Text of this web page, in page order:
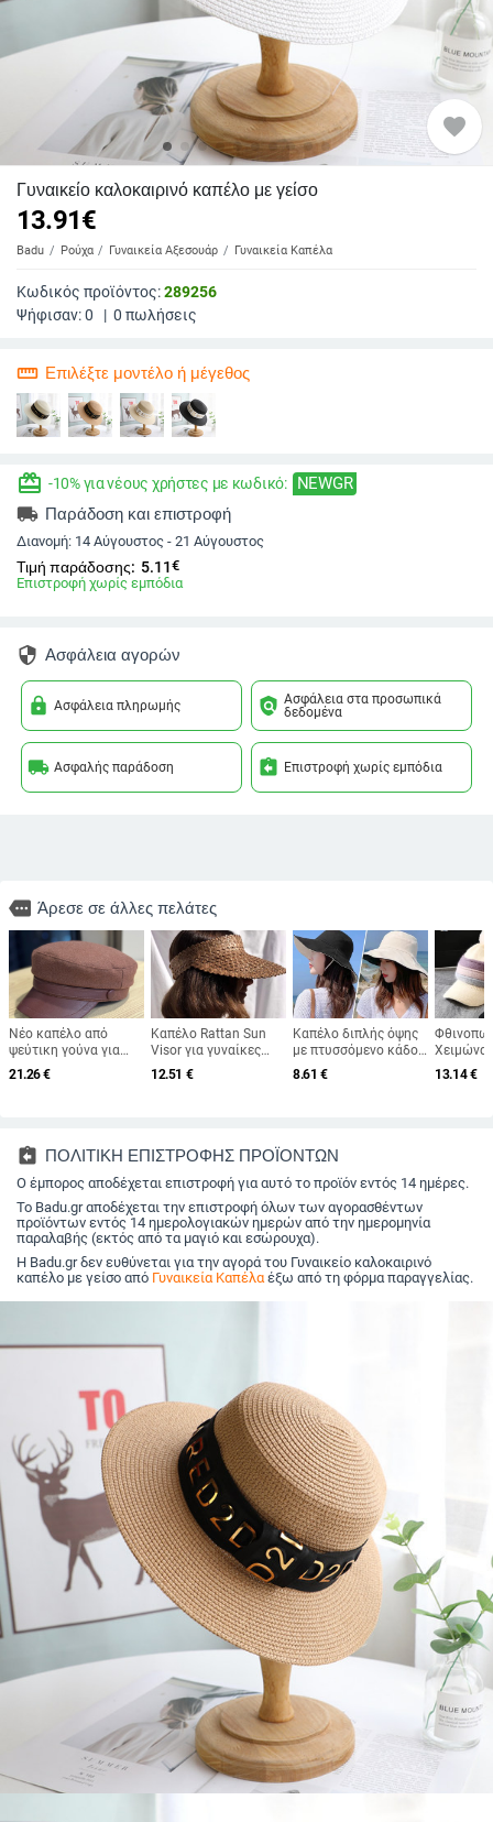
favorite
Γυναικείο καλοκαιρινό καπέλο με γείσο
13.91€
Badu Ρούχα Γυναικεία Αξεσουάρ Γυναικεία Καπέλα
Κωδικός προϊόντος:289256
Ψήφισαν:0 | 0 πωλήσεις
straighten Επιλέξτε μοντέλο ή μέγεθος
redeem -10% για νέους χρήστες με κωδικό: NEWGR
local_shipping Παράδοση και επιστροφή
Διανομή: 14 Αύγουστος - 21 Αύγουστος
Τιμή παράδοσης: 5.11€
Επιστροφή χωρίς εμπόδια
security Ασφάλεια αγορών
lock Ασφάλεια πληρωμής policy Ασφάλεια στα προσωπικά
δεδομένα
local_shipping Ασφαλής παράδοση assignment_return Επιστροφή χωρίς εμπόδια
more Άρεσε σε άλλες πελάτες
Νέο καπέλο από
ψεύτικη γούνα για
γυναίκες,
φθινοπωρινό και
καπέλο με επίπεδη
κορυφή για
λογοτεχνικά ταξίδια
21.26€
Καπέλο Rattan Sun
Visor για γυναίκες
Φυσικό ΓΕΨΙ ΦΥΛΛΟ
ΦΟΙΝΑΚΗΣ Φαρδύ
καπέλο παραλίας
Derby Καπέλο
διακοπών
12.51 €
Καπέλο διπλής όψης
με πτυσσόμενο κάδο
για γυναίκες κορίτσια
Καλοκαιρινό πλατύ
αντηλιακό καπέλο
ψαράδικο καπέλο
Καπέλα ψαρέματος
παραλίας Καπέλα
8.61 €
Χειμώνα
καπέλο
Χοντρό
13.14€
assignment_return ΠΟΛΙΤΙΚΗ ΕΠΙΣΤΡΟΦΗΣ ΠΡΟΪΟΝΤΩΝ
Ο έμπορος αποδέχεται επιστροφή για αυτό το προϊόν εντός 14 ημέρες.
Το Badu.gr αποδέχεται την επιστροφή όλων των αγορασθέντων
προϊόντων εντός 14 ημερολογιακών ημερών από την ημερομηνία
παραλαβής (εκτός από τα μαγιό και εσώρουχα).
Η Badu.gr δεν ευθύνεται για την αγορά του Γυναικείο καλοκαιρινό
καπέλο με γείσο από Γυναικεία Καπέλαέξω από τη φόρμα παραγγελίας.